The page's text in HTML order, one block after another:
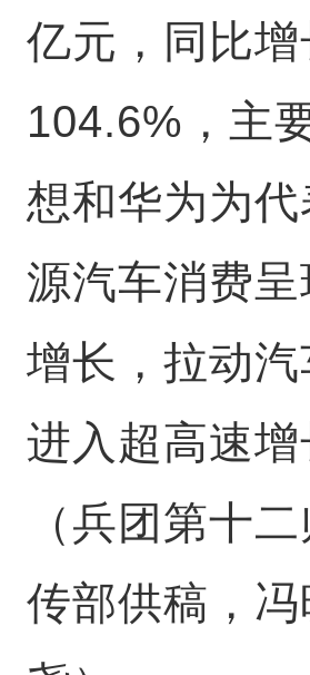
亿元，同比增
104.6%，主
想和华为为
源汽车消费
增长，拉动
进入超高速增
（兵团第十
传部供稿，